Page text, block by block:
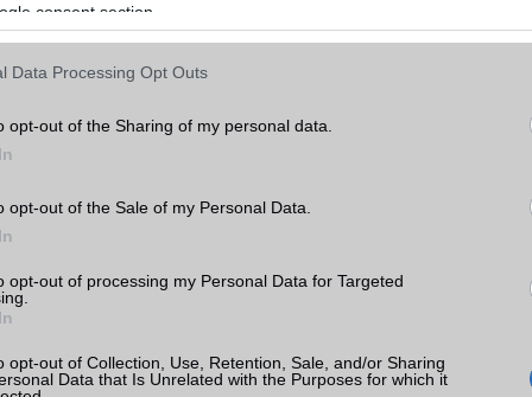
consent section.
Data Processing Opt Outs
opt-out of the Sharing of my personal data.
opt-out of the Sale of my Personal Data.
opt-out of processing my Personal Data for Targeted
opt-out of Collection, Use, Retention, Sale, and/or Sharing
Data that Is Unrelated with the Purposes for which it
Infraport
Wi-Fi HotSpot Nincs
NFC Nincs